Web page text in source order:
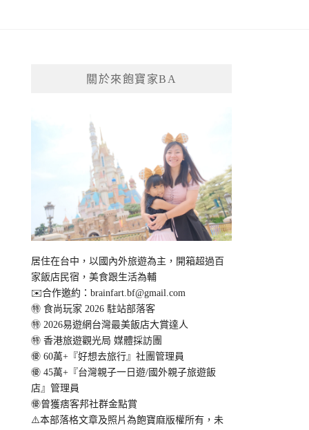
關於來飽寶家BA
居住在台中，以國內外旅遊為主，開箱超過百
家飯店民宿，美食跟生活為輔
✉️合作邀約：brainfart.bf@gmail.com
㊕ 食尚玩家 2026 駐站部落客
㊕ 2026易遊網台灣最美飯店大賞達人
㊕ 香港旅遊觀光局 媒體採訪團
㊝ 60萬+『好想去旅行』社團管理員
㊝ 45萬+『台灣親子一日遊/國外親子旅遊飯
店』管理員
㊝曾獲痞客邦社群金點賞
⚠️本部落格文章及照片為飽寶麻版權所有，未